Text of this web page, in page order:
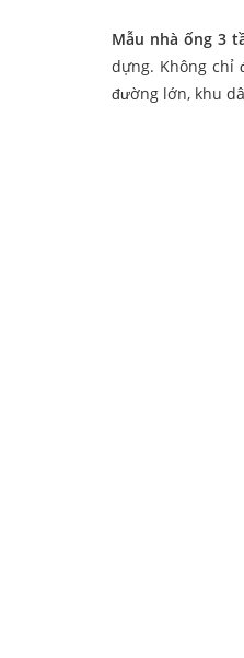
Mẫu nhà ống 3
dựng. Không chỉ
đường lớn, khu